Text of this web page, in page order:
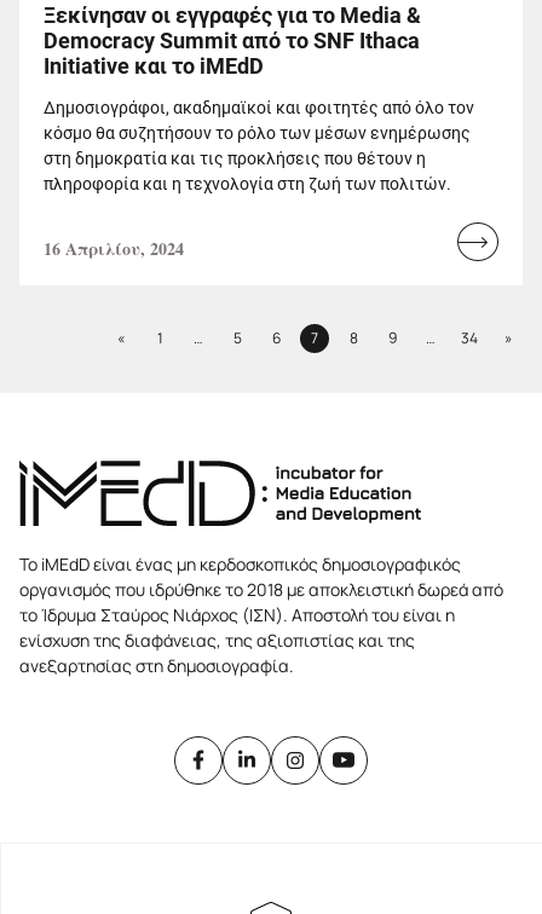
Ξεκίνησαν οι εγγραφές για το Media &
Democracy Summit από το SNF Ithaca
Initiative και το iMEdD
Δημοσιογράφοι, ακαδημαϊκοί και φοιτητές από όλο τον
κόσμο θα συζητήσουν το ρόλο των μέσων ενημέρωσης
στη δημοκρατία και τις προκλήσεις που θέτουν η
πληροφορία και η τεχνολογία στη ζωή των πολιτών.
16 Απριλίου, 2024
Read
«PreviousPage
1 … Page
5 Page
6 Page
7 Page
8 Page
9 … Page
34 »Next
Το iMEdD είναι ένας μη κερδοσκοπικός δημοσιογραφικός
οργανισμός που ιδρύθηκε το 2018 με αποκλειστική δωρεά από
το Ίδρυμα Σταύρος Νιάρχος (ΙΣΝ). Αποστολή του είναι η
ενίσχυση της διαφάνειας, της αξιοπιστίας και της
ανεξαρτησίας στη δημοσιογραφία.